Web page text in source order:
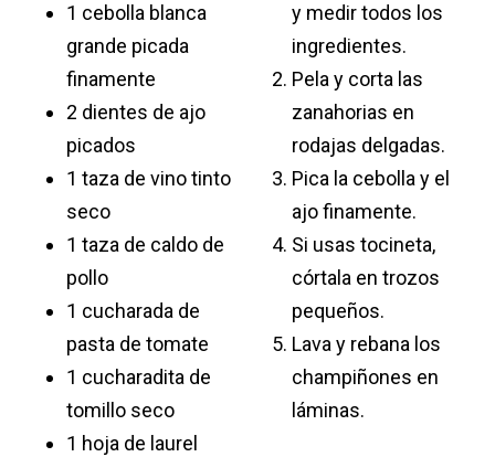
1 cebolla blanca
grande picada
finamente
2 dientes de ajo
picados
1 taza de vino tinto
seco
1 taza de caldo de
pollo
1 cucharada de
pasta de tomate
1 cucharadita de
tomillo seco
1 hoja de laurel
y medir todos los
ingredientes.
Pela y corta las
zanahorias en
rodajas delgadas.
Pica la cebolla y el
ajo finamente.
Si usas tocineta,
córtala en trozos
pequeños.
Lava y rebana los
champiñones en
láminas.